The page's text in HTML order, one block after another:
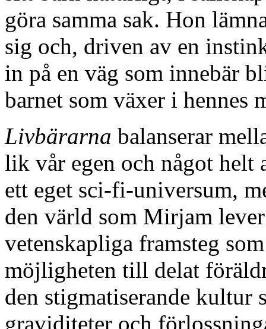
göra samma sak. Hon
sig och, driven av en
in på en väg som innebär
barnet som växer i hennes
Livbärarna balanserar
lik vår egen och något helt
ett eget sci-fi-universum,
den värld som Mirjam
vetenskapliga framsteg
möjligheten till delat
den stigmatiserande kultur
graviditeter och